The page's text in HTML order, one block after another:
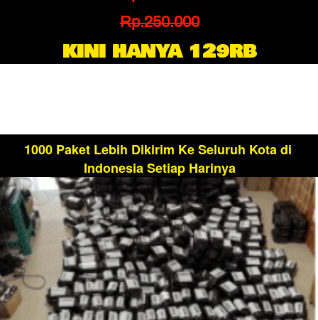
Rp.250.000
KINI HANYA 129RB
1000 Paket Lebih Dikirim Ke Seluruh Kota di
Indonesia Setiap Harinya